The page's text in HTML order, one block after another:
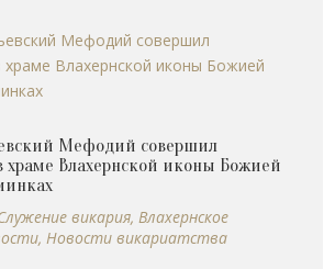
Мефодий совершил
храме Влахернской иконы Божией
викария,Влахернское
,Новости викариатства